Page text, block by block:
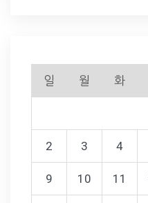
일 월 화
2 3 4
9 10 11